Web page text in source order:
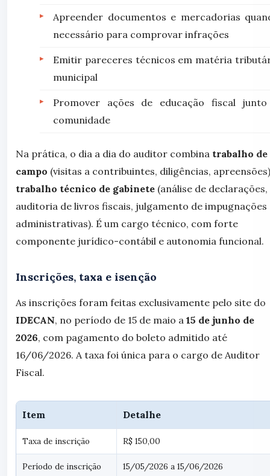
Apreender documentos e mercadorias
necessário para comprovar infrações
Emitir pareceres técnicos em matéria
municipal
Promover ações de educação fiscal
comunidade
Na prática, o dia a dia do auditor combina trabalho de
campo (visitas a contribuintes, diligências,
trabalho técnico de gabinete (análise de declarações,
auditoria de livros fiscais, julgamento de impugnações
administrativas). É um cargo técnico, com forte
componente jurídico-contábil e autonomia funcional.
Inscrições, taxa e isenção
As inscrições foram feitas exclusivamente pelo site do
IDECAN, no período de 15 de maio a 15 de junho de
2026, com pagamento do boleto admitido até
16/06/2026. A taxa foi única para o cargo de Auditor
Fiscal.
Item Detalhe
Taxa de inscrição R$ 150,00
Período de inscrição 15/05/2026 a 15/06/2026